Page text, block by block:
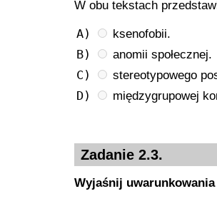
W obu tekstach
A) ksenofobii.
B) anomii społecznej.
C) stereotypowego
D) międzygrupowej
Zadanie 2.3.
Wyjaśnij